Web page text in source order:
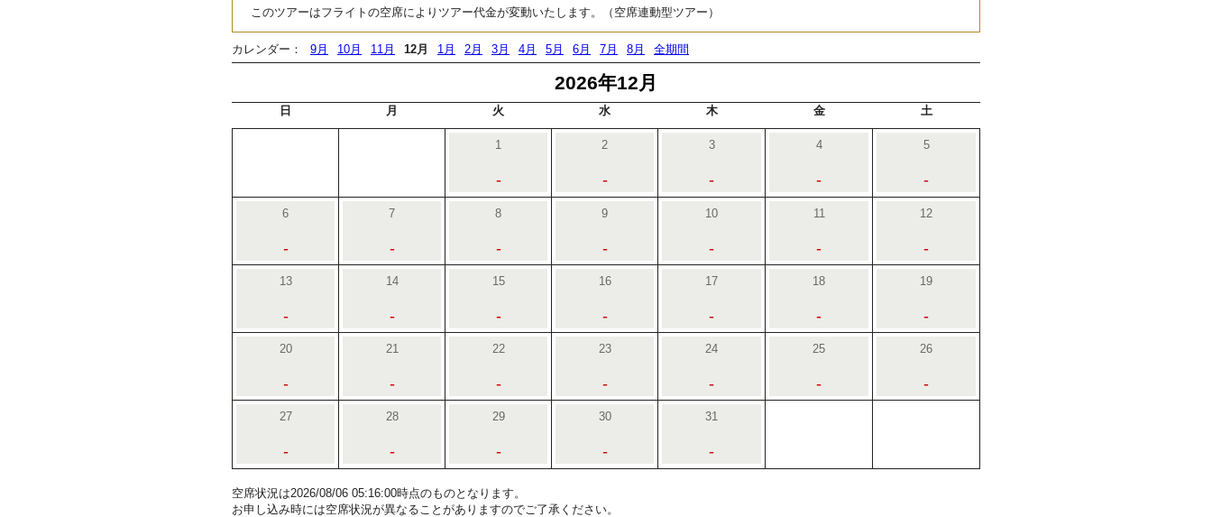
このツアーはフライトの空席によりツアー代金が変動いたします。（空席連動型ツアー）
カレンダー： 9月 10月 11月 12月 1月 2月 3月 4月 5月 6月 7月 8月 全期間
2026年12月
日 月 火 水 木 金 土
1
-
2
-
3
-
4
-
5
-
6
-
7
-
8
-
9
-
10
-
11
-
12
-
13
-
14
-
15
-
16
-
17
-
18
-
19
-
20
-
21
-
22
-
23
-
24
-
25
-
26
-
27
-
28
-
29
-
30
-
31
-
空席状況は2026/08/06 05:16:00時点のものとなります。
お申し込み時には空席状況が異なることがありますのでご了承ください。